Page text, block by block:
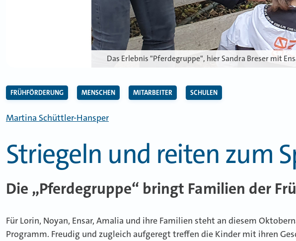
Das Erlebnis "Pferdegruppe", hier Sandra Breser mit
FRÜHFÖRDERUNG MENSCHEN MITARBEITER SCHULEN
Martina Schüttler-Hansper
Striegeln und reiten zum
Die „Pferdegruppe“ bringt Familien der
Für Lorin, Noyan, Ensar, Amalia und ihre Familien steht an diesem
Programm. Freudig und zugleich aufgeregt treffen die Kinder mit ihren